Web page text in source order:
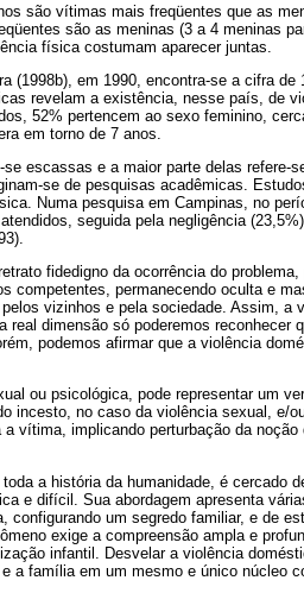
são vítimas mais freqüentes que as
são as meninas (3 a 4 meninas
física costumam aparecer juntas.
(1998b), em 1990, encontra-se a cifra
revelam a existência, nesse país, de
52% pertencem ao sexo feminino,
em torno de 7 anos.
escassas e a maior parte delas refere-
se de pesquisas acadêmicas.
Numa pesquisa em Campinas, no
seguida pela negligência
fidedigno da ocorrência do
competentes, permanecendo oculta e
vizinhos e pela sociedade. Assim, a
real dimensão só poderemos reconhecer
podemos afirmar que a violência
ou psicológica, pode representar um
incesto, no caso da violência sexual, e/
vítima, implicando perturbação da
a história da humanidade, é cercado
e difícil. Sua abordagem apresenta
configurando um segredo familiar, e de
exige a compreensão ampla e
infantil. Desvelar a violência
a família em um mesmo e único núcleo